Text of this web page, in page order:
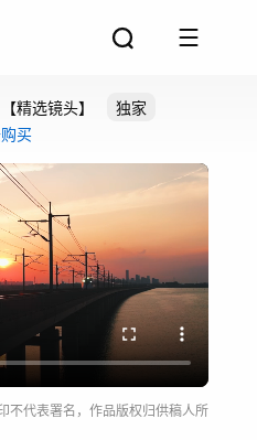
高铁动车 【精选镜头】
独家
买
不代表署名，作品版权归供稿人所